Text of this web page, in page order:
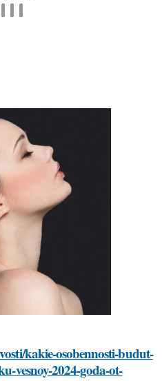
kakie-osobennosti-budut-
vesnoy-2024-goda-ot-